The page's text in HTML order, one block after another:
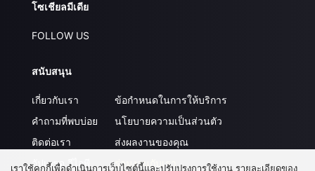
โซเชียลมีเดีย
FOLLOW US
สนับสนุน
เกี่ยวกับเรา
คำถามที่พบบ่อย
ติดต่อเรา
อัปเกรด วีไอพี
ข้อกำหนดในการให้บริการ
นโยบายความเป็นส่วนตัว
ส่งผลงานของคุณ
ร่วมงานกับเรา
เราใช้คุกกี้เพื่อดำเนินการเว็บไซต์นี้และปรับปรุงการใช้งาน รายละเอียดของ